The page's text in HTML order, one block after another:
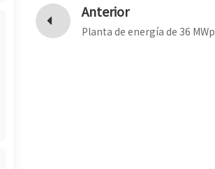
Anterior
Planta de energía de 36